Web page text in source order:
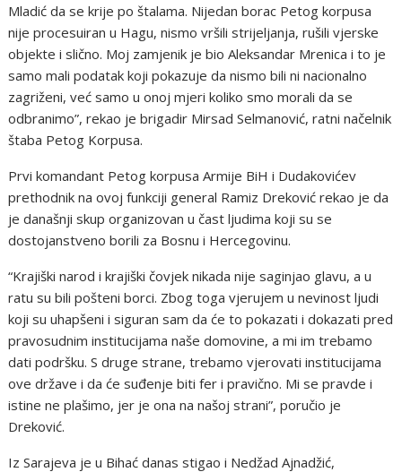
Mladić da se krije po štalama. Nijedan borac Petog korpusa
nije procesuiran u Hagu, nismo vršili strijeljanja, rušili vjerske
objekte i slično. Moj zamjenik je bio Aleksandar Mrenica i to je
samo mali podatak koji pokazuje da nismo bili ni nacionalno
zagriženi, već samo u onoj mjeri koliko smo morali da se
odbranimo”, rekao je brigadir Mirsad Selmanović, ratni načelnik
štaba Petog Korpusa.
Prvi komandant Petog korpusa Armije BiH i Dudakovićev
prethodnik na ovoj funkciji general Ramiz Dreković rekao je da
je današnji skup organizovan u čast ljudima koji su se
dostojanstveno borili za Bosnu i Hercegovinu.
“Krajiški narod i krajiški čovjek nikada nije saginjao glavu, a u
ratu su bili pošteni borci. Zbog toga vjerujem u nevinost ljudi
koji su uhapšeni i siguran sam da će to pokazati i dokazati pred
pravosudnim institucijama naše domovine, a mi im trebamo
dati podršku. S druge strane, trebamo vjerovati institucijama
ove države i da će suđenje biti fer i pravično. Mi se pravde i
istine ne plašimo, jer je ona na našoj strani”, poručio je
Dreković.
Iz Sarajeva je u Bihać danas stigao i Nedžad Ajnadžić,